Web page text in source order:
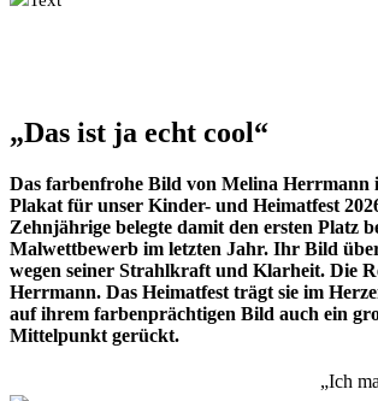
„Das ist ja echt cool“
Das farbenfrohe Bild von Melina Herrmann
Plakat für unser Kinder- und Heimatfest
Zehnjährige belegte damit den ersten Platz
Malwettbewerb im letzten Jahr. Ihr Bild
wegen seiner Strahlkraft und Klarheit. Die
Herrmann. Das Heimatfest trägt sie im
auf ihrem farbenprächtigen Bild auch ein
Mittelpunkt gerückt.
„Ich